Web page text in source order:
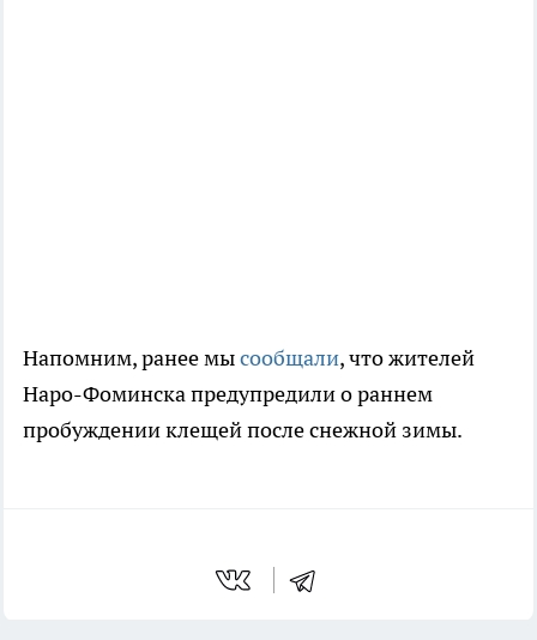
Напомним, ранее мысообщали, что жителей
Наро-Фоминска предупредили о раннем
пробуждении клещей после снежной зимы.